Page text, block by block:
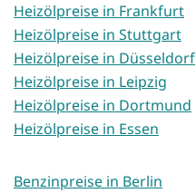
Heizölpreise in Frankfurt
Heizölpreise in Stuttgart
Heizölpreise in Düsseldorf
Heizölpreise in Leipzig
Heizölpreise in Dortmund
Heizölpreise in Essen
Benzinpreise in Berlin